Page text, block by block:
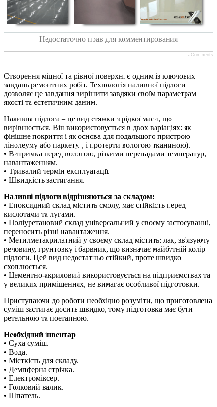
Недостаточно прав для комментирования
JComments
Створення міцної та рівної поверхні є одним із ключових
завдань ремонтних робіт. Технологія наливної підлоги
дозволяє це завдання вирішити завдяки своїм параметрам
якості та естетичним даним.
Наливна підлога – це вид стяжки з рідкої маси, що
вирівнюється. Він використовується в двох варіаціях: як
фінішне покриття і як основа для подальшого пристрою
лінолеуму або паркету. , і протерти вологою тканиною).
• Витримка перед вологою, різкими перепадами температур,
навантаженням.
• Тривалий термін експлуатації.
• Швидкість застигання.
Наливні підлоги відрізняються за складом:
• Епоксидний склад містить смолу, має стійкість перед
кислотами та лугами.
• Поліуретановий склад універсальний у своєму застосуванні,
переносить різні навантаження.
• Метилметакрилатний у своєму склад містить: лак, зв'язуючу
речовину, грунтовку і барвник, що визначає майбутній колір
підлоги. Цей вид недостатньо стійкий, проте швидко
схоплюється.
• Цементно-акриловий використовується на підприємствах та
у великих приміщеннях, не вимагає особливої підготовки.
Приступаючи до роботи необхідно розуміти, що приготовлена
суміш застигає досить швидко, тому підготовка має бути
ретельною та поетапною.
Необхідний інвентар
• Суха суміш.
• Вода.
• Місткість для складу.
• Демпферна стрічка.
• Електроміксер.
• Голковий валик.
• Шпатель.